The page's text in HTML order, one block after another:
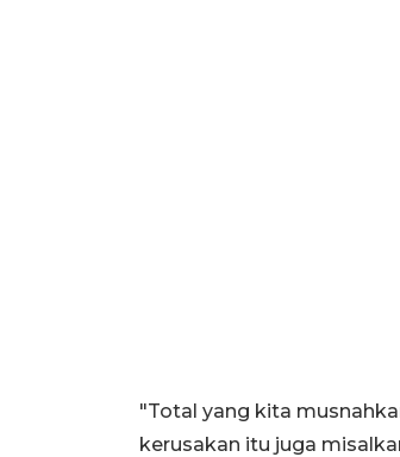
"Total yang kita
kerusakan itu juga